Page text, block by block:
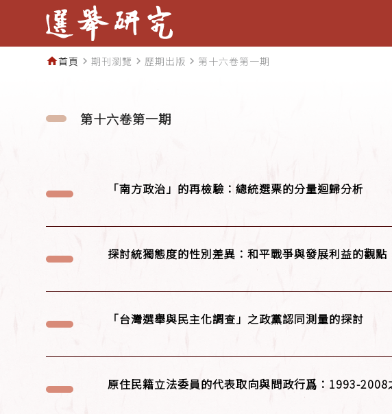
home首頁 navigate_next期刊瀏覽 navigate_next 歷期出版 navigate_next 第十六卷第一期
第十六卷第一期
「南方政治」的再檢驗：總統選票的分量迴歸分析
探討統獨態度的性別差異：和平戰爭與發展利益的觀點
「台灣選舉與民主化調查」之政黨認同測量的探討
原住民籍立法委員的代表取向與問政行爲：1993-2008